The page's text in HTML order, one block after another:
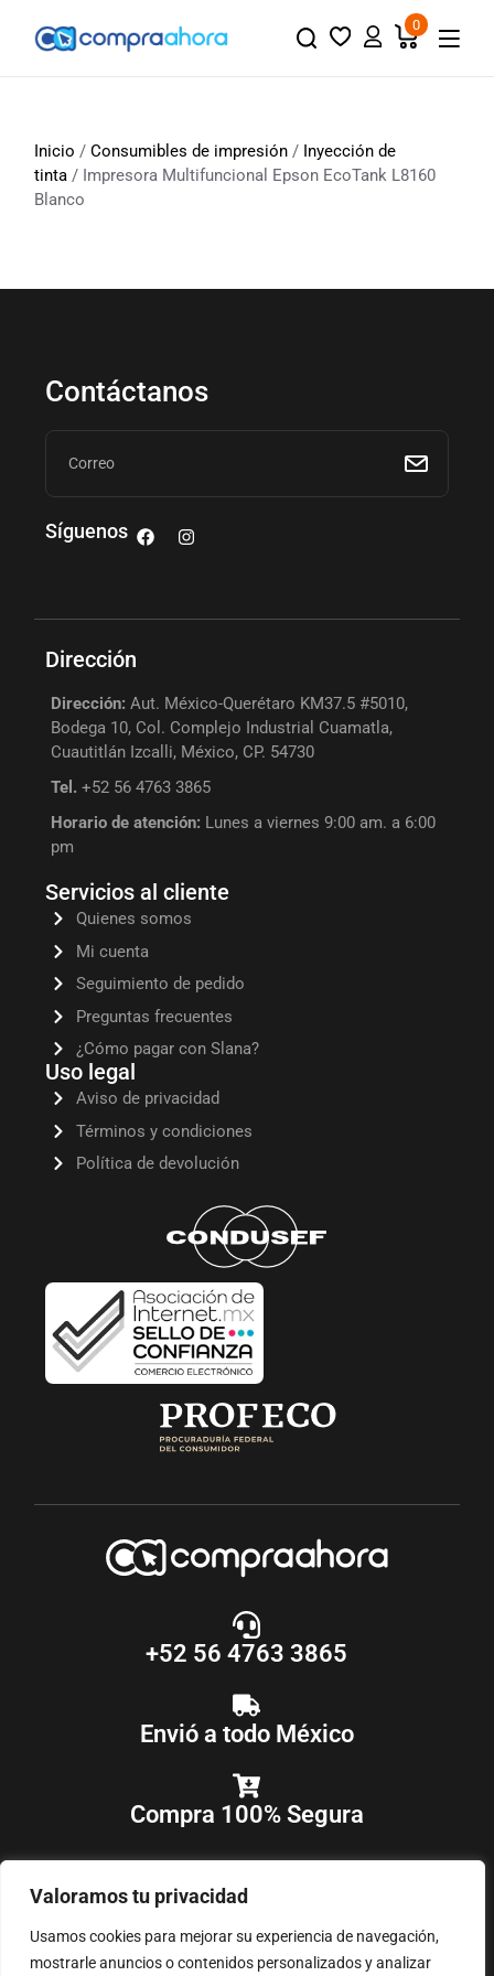
Valoramos tu privacidad
Usamos cookies para mejorar su experiencia de navegación,
mostrarle anuncios o contenidos personalizados y analizar
0
Inicio /Consumibles de impresión / Inyección de
tinta / Impresora Multifuncional Epson EcoTank L8160
Blanco
Contáctanos
Síguenos
Dirección
Dirección: Aut. México-Querétaro KM37.5 #5010,
Bodega 10, Col. Complejo Industrial Cuamatla,
Cuautitlán Izcalli, México, CP. 54730
Tel. +52 56 4763 3865
Horario de atención: Lunes a viernes 9:00 am. a 6:00
pm
Servicios al cliente
Quienes somos
Mi cuenta
Seguimiento de pedido
Preguntas frecuentes
¿Cómo pagar con Slana?
Uso legal
Aviso de privacidad
Términos y condiciones
Política de devolución
+52 56 4763 3865
Envió a todo México
Compra 100% Segura